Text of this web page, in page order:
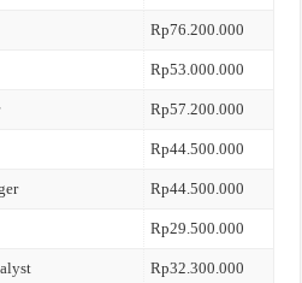
Rp76.200.000
Rp53.000.000
Rp57.200.000
Rp44.500.000
Rp44.500.000
Rp29.500.000
Rp32.300.000